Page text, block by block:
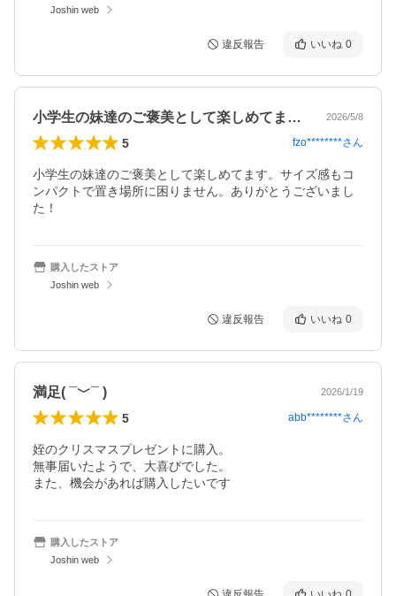
Joshin web
違反報告 いいね 0
小学生の妹達のご褒美として楽しめてます… 2026/5/8
5 fzo********さん
小学生の妹達のご褒美として楽しめてます。サイズ感もコ
ンパクトで置き場所に困りません。ありがとうございまし
た！
購入したストア
Joshin web
違反報告 いいね 0
満足( ¯﹀¯ ) 2026/1/19
5 abb********さん
姪のクリスマスプレゼントに購入。
無事届いたようで、大喜びでした。
また、機会があれば購入したいです
購入したストア
Joshin web